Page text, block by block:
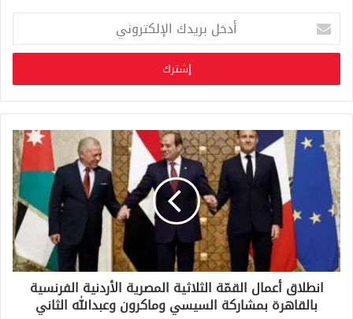
خ
ب
ر
ي
د
ك
ا
ل
إ
ل
ك
ت
ر
انطلاق أعمال القمّة الثلاثية المصرية الأردنية الفرنسية
بالقاهرة بمشاركة السيسي وماكرون وعبدالله الثاني